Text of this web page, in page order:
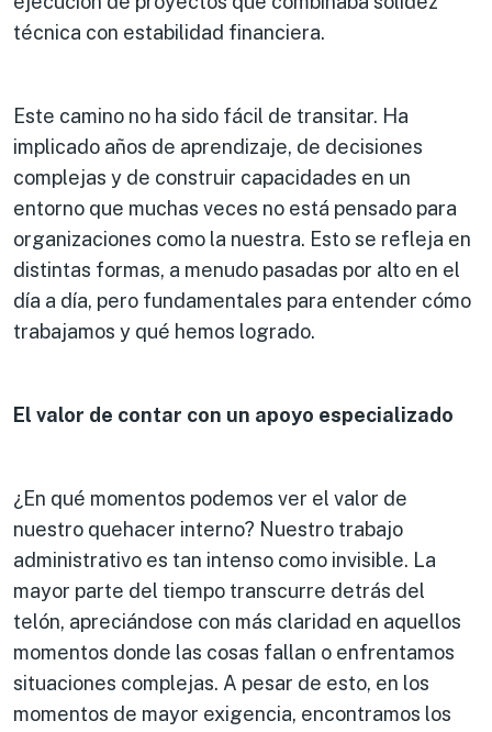
técnica con estabilidad financiera.
Este camino no ha sido fácil de transitar. Ha
implicado años de aprendizaje, de decisiones
complejas y de construir capacidades en un
entorno que muchas veces no está pensado para
organizaciones como la nuestra. Esto se refleja en
distintas formas, a menudo pasadas por alto en el
día a día, pero fundamentales para entender cómo
trabajamos y qué hemos logrado.
El valor de contar con un apoyo especializado
¿En qué momentos podemos ver el valor de
nuestro quehacer interno? Nuestro trabajo
administrativo es tan intenso como invisible. La
mayor parte del tiempo transcurre detrás del
telón, apreciándose con más claridad en aquellos
momentos donde las cosas fallan o enfrentamos
situaciones complejas. A pesar de esto, en los
momentos de mayor exigencia, encontramos los